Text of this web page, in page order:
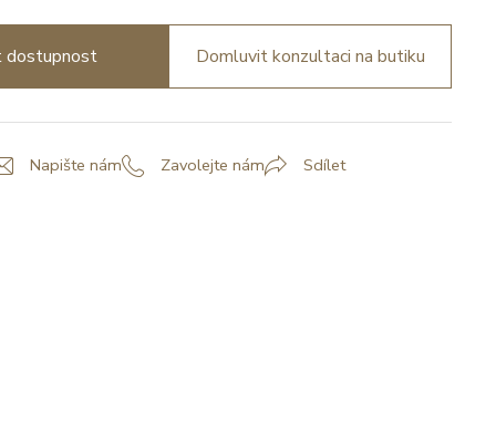
dostupnost Domluvit konzultaci na butiku
Napište nám Zavolejte nám Sdílet